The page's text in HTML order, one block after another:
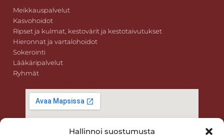
Hallinnoi suostumusta
Meikkauspalvelut
Kasvohoidot
Ripset ja kulmat, kestovärit ja kestotaivutukset
Hieronnat ja vartalohoidot
Sokerointi
Lääkäripalvelut
Ryhmät